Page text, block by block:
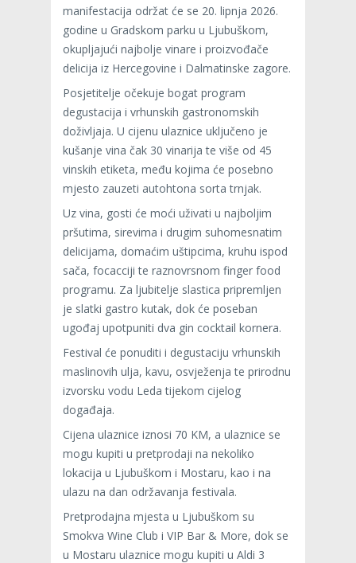
manifestacija održat će se 20. lipnja 2026.
godine u Gradskom parku u Ljubuškom,
okupljajući najbolje vinare i proizvođače
delicija iz Hercegovine i Dalmatinske zagore.
Posjetitelje očekuje bogat program
degustacija i vrhunskih gastronomskih
doživljaja. U cijenu ulaznice uključeno je
kušanje vina čak 30 vinarija te više od 45
vinskih etiketa, među kojima će posebno
mjesto zauzeti autohtona sorta trnjak.
Uz vina, gosti će moći uživati u najboljim
pršutima, sirevima i drugim suhomesnatim
delicijama, domaćim uštipcima, kruhu ispod
sača, focacciji te raznovrsnom finger food
programu. Za ljubitelje slastica pripremljen
je slatki gastro kutak, dok će poseban
ugođaj upotpuniti dva gin cocktail kornera.
Festival će ponuditi i degustaciju vrhunskih
maslinovih ulja, kavu, osvježenja te prirodnu
izvorsku vodu Leda tijekom cijelog
događaja.
Cijena ulaznice iznosi 70 KM, a ulaznice se
mogu kupiti u pretprodaji na nekoliko
lokacija u Ljubuškom i Mostaru, kao i na
ulazu na dan održavanja festivala.
Pretprodajna mjesta u Ljubuškom su
Smokva Wine Club i VIP Bar & More, dok se
u Mostaru ulaznice mogu kupiti u Aldi 3